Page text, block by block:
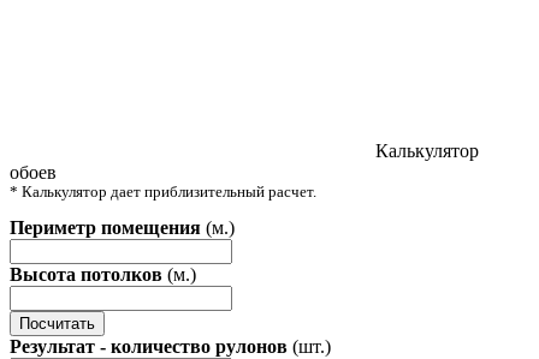
Калькулятор
обоев
* Калькулятор дает приблизительный расчет.
Периметр помещения (м.)
Высота потолков (м.)
Посчитать
Результат - количество рулонов (шт.)